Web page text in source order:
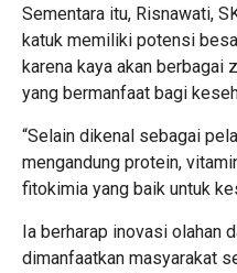
Sementara itu, Risnawati,
katuk memiliki potensi
karena kaya akan berbagai
yang bermanfaat bagi
“Selain dikenal sebagai
mengandung protein,
fitokimia yang baik untuk
Ia berharap inovasi olahan
dimanfaatkan masyarakat